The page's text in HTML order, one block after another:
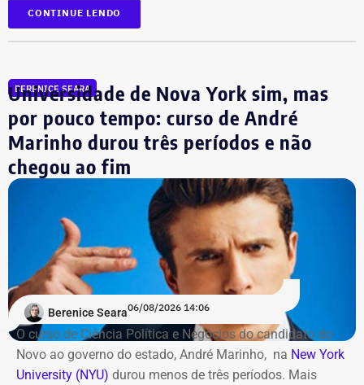
Bens declarados por Carla Machado em 2022 — Foto:
Os países participantes são Brasil, Argentina, México,
Itália, Colômbia, Reino Unido, Irã, Espanha, Alemanha,
mundial de futebol da atualidade. Totalizando dez
Além da Estação Claro Rio, o Cinefoot terá exibições no
Centro Cultural da Justiça Federal, no Centro do Rio; no
Ponto Cine, em Guadalupe; e na Biblioteca Parque
Manguinhos; em Benfica.
CONTINUE LENDO
BERENICE SEARA
Universidade de Nova York sim, mas
por pouco tempo: curso de André
Marinho durou três períodos e não
chegou ao fim
Berenice Seara06/08/2026 14:06
O curso de Ciência Política e Negócios do candidato do
Novo ao governo do estado, André Marinho, na New York
University (NYU) durou menos de três períodos. Mais